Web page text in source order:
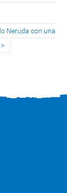
Neruda con una